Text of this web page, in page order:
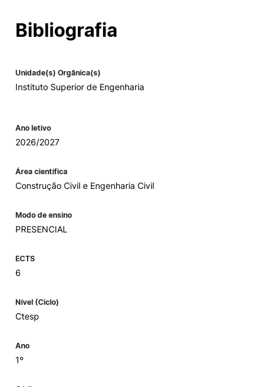
Alumni
Magazine
Eventos
Europeia Política de Privacidade e Cookies
Bibliografia
Unidade(s) Orgânica(s)
Instituto Superior de Engenharia
Ano letivo
2026/2027
Área científica
Construção Civil e Engenharia Civil
Modo de ensino
PRESENCIAL
ECTS
6
Nível (Ciclo)
Ctesp
Ano
1º